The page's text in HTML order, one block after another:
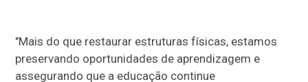
"Mais do que restaurar estruturas físicas, estamos
preservando oportunidades de aprendizagem e
assegurando que a educação continue